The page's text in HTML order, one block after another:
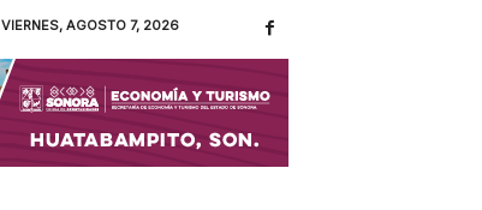
VIERNES, AGOSTO 7, 2026